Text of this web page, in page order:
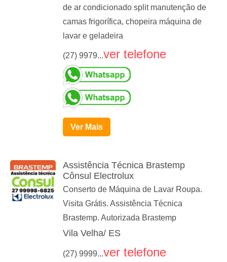
de ar condicionado split manutenção de
camas frigorífica, chopeira máquina de
lavar e geladeira
(27) 9979...ver telefone
Ver Mais
Assistência Técnica Brastemp
Cônsul Electrolux
Conserto de Máquina de Lavar Roupa.
Visita Grátis. Assistência Técnica
Brastemp. Autorizada Brastemp
Vila Velha/ ES
(27) 9999...ver telefone